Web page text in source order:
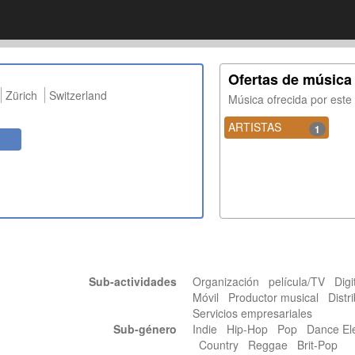
Zürich Switzerland
Ofertas de música
Música ofrecida por
ARTISTAS
1
Sub-actividades
Organización película/TV
Móvil Productor musical
Servicios empresariales
Sub-género
Indie Hip-Hop Pop Dance
Country Reggae Brit-Pop